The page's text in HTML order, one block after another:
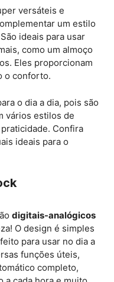
versáteis e
um estilo
ideais para usar
como um almoço
Eles proporcionam
o conforto.
o dia a dia, pois são
vários estilos de
Confira
ideais para o
digitais-analógicos
O design é simples
para usar no dia a
funções úteis,
completo,